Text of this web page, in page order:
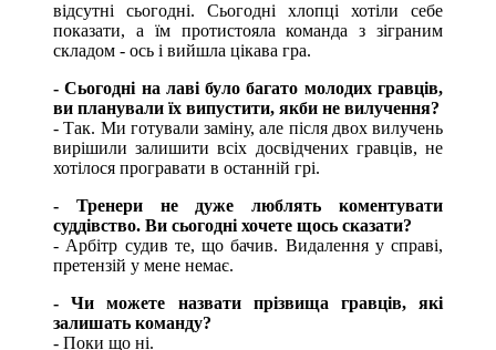
відсутні сьогодні. Сьогодні хлопці хотіли себе
показати, а їм протистояла команда з зіграним
складом - ось і вийшла цікава гра.
- Сьогодні на лаві було багато молодих гравців,
ви планували їх випустити, якби не вилучення?
- Так. Ми готували заміну, але після двох вилучень
вирішили залишити всіх досвідчених гравців, не
хотілося програвати в останній грі.
- Тренери не дуже люблять коментувати
суддівство. Ви сьогодні хочете щось сказати?
- Арбітр судив те, що бачив. Видалення у справі,
претензій у мене немає.
- Чи можете назвати прізвища гравців, які
залишать команду?
- Поки що ні.